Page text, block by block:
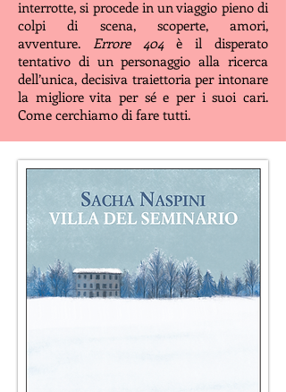
interrotte, si procede in un viaggio pieno di
colpi di scena, scoperte, amori,
avventure. Errore 404è il disperato
tentativo di un personaggio alla ricerca
dell’unica, decisiva traiettoria per intonare
la migliore vita per sé e per i suoi cari.
Come cerchiamo di fare tutti.